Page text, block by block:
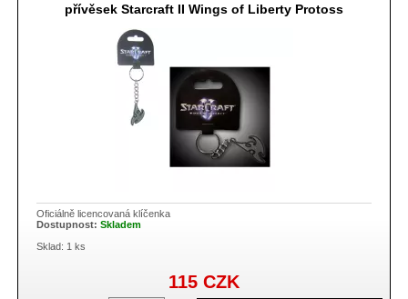
přívěsek Starcraft II Wings of Liberty Protoss
Oficiálně licencovaná klíčenka
Dostupnost:Skladem
Sklad: 1 ks
115 CZK